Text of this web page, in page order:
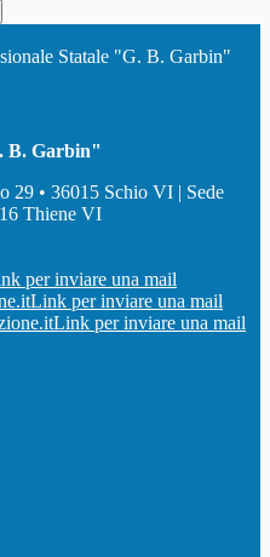
Statale "G. B. Garbin"
B. Garbin"
29 • 36015 Schio VI | Sede
Thiene VI
per inviare una mail
Link per inviare una mail
Link per inviare una mail